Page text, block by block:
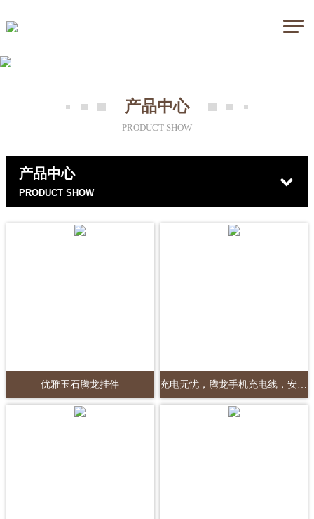
产品中心
PRODUCT SHOW
产品中心
PRODUCT SHOW
优雅玉石腾龙挂件 充电无忧，腾龙手机充电线，安全首选